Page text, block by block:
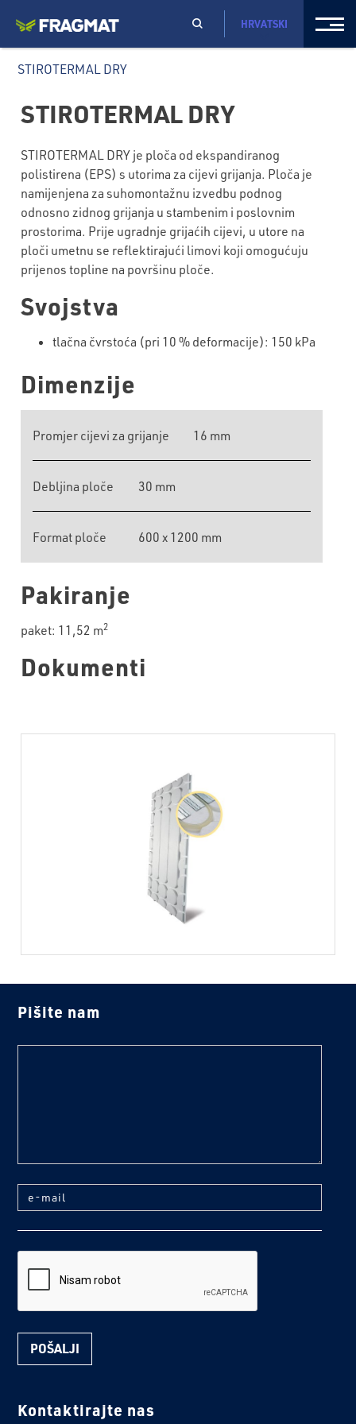
HRVATSKI
STIROTERMAL DRY
STIROTERMAL DRY
STIROTERMAL DRY je ploča od ekspandiranog
polistirena (EPS) s utorima za cijevi grijanja. Ploča je
namijenjena za suhomontažnu izvedbu podnog
odnosno zidnog grijanja u stambenim i poslovnim
prostorima. Prije ugradnje grijaćih cijevi, u utore na
ploči umetnu se reflektirajući limovi koji omogućuju
prijenos topline na površinu ploče.
Svojstva
tlačna čvrstoća (pri 10 % deformacije): 150 kPa
Dimenzije
Promjer cijevi za grijanje 16 mm
Debljina ploče 30 mm
Format ploče 600 x 1200 mm
Pakiranje
paket: 11,52 m2
Dokumenti
Pišite nam
e-mail
Kontaktirajte nas